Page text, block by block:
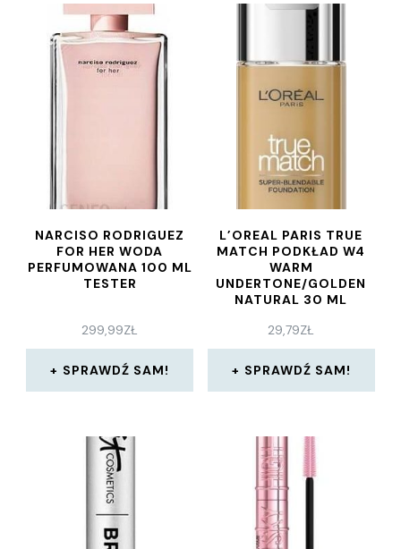
NARCISO RODRIGUEZ
FOR HER WODA
PERFUMOWANA 100 ML
TESTER
299,99ZŁ
SPRAWDŹ SAM!
L’OREAL PARIS TRUE
MATCH PODKŁAD W4
WARM
UNDERTONE/GOLDEN
NATURAL 30 ML
29,79ZŁ
SPRAWDŹ SAM!